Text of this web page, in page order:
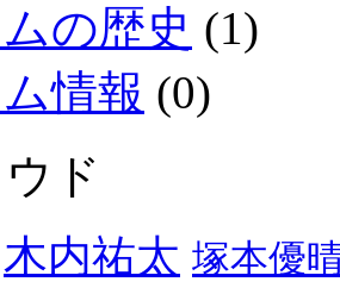
の歴史 (1)
情報 (0)
ド
木内祐太 塚本優